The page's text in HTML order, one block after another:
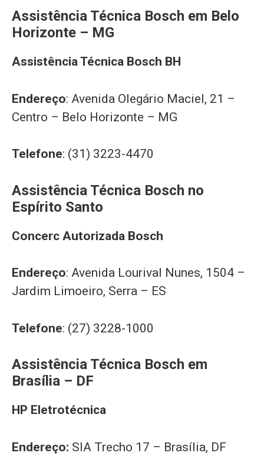
Assistência Técnica Bosch em Belo
Horizonte – MG
Assistência Técnica Bosch BH
Endereço: Avenida Olegário Maciel, 21 –
Centro – Belo Horizonte – MG
Telefone: (31) 3223-4470
Assistência Técnica Bosch no
Espírito Santo
Concerc Autorizada Bosch
Endereço: Avenida Lourival Nunes, 1504 –
Jardim Limoeiro, Serra – ES
Telefone: (27) 3228-1000
Assistência Técnica Bosch em
Brasília – DF
HP Eletrotécnica
Endereço: SIA Trecho 17 – Brasília, DF